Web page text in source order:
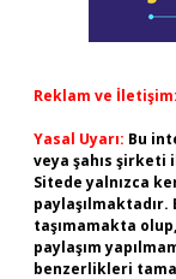
Reklam ve İletişim:
Yasal Uyarı: Bu
veya şahıs şirketi
Sitede yalnızca
taşımamakta
paylaşım
benzerlikleri